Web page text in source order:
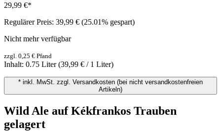
29,99 €*
Regulärer Preis: 39,99 € (25.01% gespart)
Nicht mehr verfügbar
zzgl. 0,25 € Pfand
Inhalt: 0.75 Liter(39,99 € / 1 Liter)
* inkl. MwSt. zzgl. Versandkosten (bei nicht versandkostenfreien
Artikeln)
Wild Ale auf Kékfrankos Trauben
gelagert